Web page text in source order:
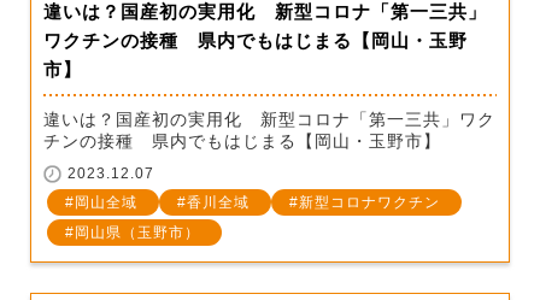
違いは？国産初の実用化 新型コロナ「第一三共」
ワクチンの接種 県内でもはじまる【岡山・玉野
市】
違いは？国産初の実用化 新型コロナ「第一三共」ワク
チンの接種 県内でもはじまる【岡山・玉野市】
2023.12.07
岡山全域
香川全域
新型コロナワクチン
岡山県（玉野市）